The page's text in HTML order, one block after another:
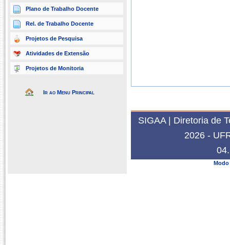
Plano de Trabalho Docente
Rel. de Trabalho Docente
Projetos de Pesquisa
Atividades de Extensão
Projetos de Monitoria
Ir ao Menu Principal
SIGAA | Diretoria de
2026 -
Modo